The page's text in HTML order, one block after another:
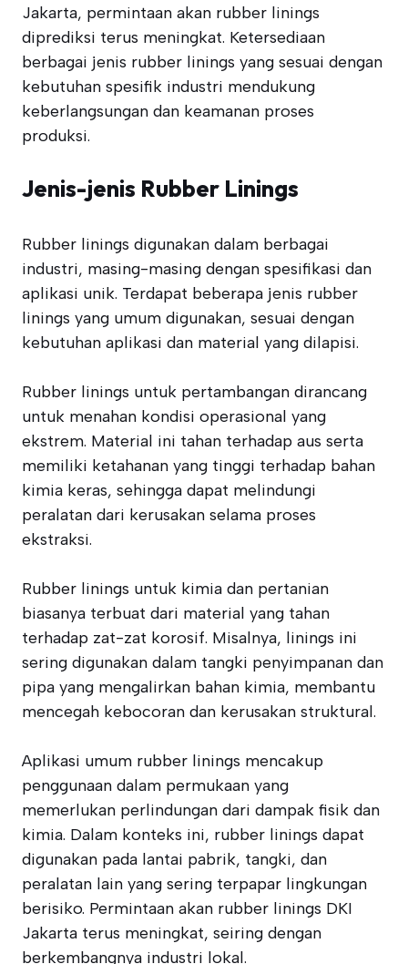
Jakarta, permintaan akan rubber linings
diprediksi terus meningkat. Ketersediaan
berbagai jenis rubber linings yang sesuai dengan
kebutuhan spesifik industri mendukung
keberlangsungan dan keamanan proses
produksi.
Jenis-jenis Rubber Linings
Rubber linings digunakan dalam berbagai
industri, masing-masing dengan spesifikasi dan
aplikasi unik. Terdapat beberapa jenis rubber
linings yang umum digunakan, sesuai dengan
kebutuhan aplikasi dan material yang dilapisi.
Rubber linings untuk pertambangan dirancang
untuk menahan kondisi operasional yang
ekstrem. Material ini tahan terhadap aus serta
memiliki ketahanan yang tinggi terhadap bahan
kimia keras, sehingga dapat melindungi
peralatan dari kerusakan selama proses
ekstraksi.
Rubber linings untuk kimia dan pertanian
biasanya terbuat dari material yang tahan
terhadap zat-zat korosif. Misalnya, linings ini
sering digunakan dalam tangki penyimpanan dan
pipa yang mengalirkan bahan kimia, membantu
mencegah kebocoran dan kerusakan struktural.
Aplikasi umum rubber linings mencakup
penggunaan dalam permukaan yang
memerlukan perlindungan dari dampak fisik dan
kimia. Dalam konteks ini, rubber linings dapat
digunakan pada lantai pabrik, tangki, dan
peralatan lain yang sering terpapar lingkungan
berisiko. Permintaan akan rubber linings DKI
Jakarta terus meningkat, seiring dengan
berkembangnya industri lokal.